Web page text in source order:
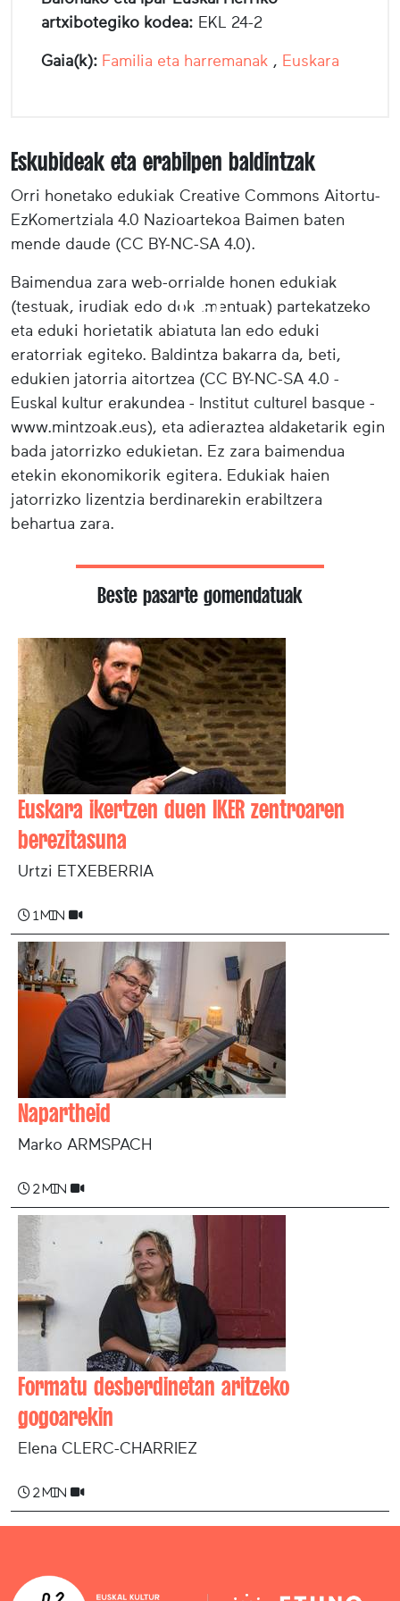
artxibotegiko kodea: EKL 24-2
Gaia(k): Familia eta harremanak , Euskara
Eskubideak eta erabilpen baldintzak
Orri honetako edukiak Creative Commons Aitortu-
EzKomertziala 4.0 Nazioartekoa Baimen baten
mende daude (CC BY-NC-SA 4.0).
Baimendua zara web-orrialde honen edukiak
(testuak, irudiak edo dokumentuak) partekatzeko
eta eduki horietatik abiatuta lan edo eduki
eratorriak egiteko. Baldintza bakarra da, beti,
edukien jatorria aitortzea (CC BY-NC-SA 4.0 -
Euskal kultur erakundea - Institut culturel basque -
www.mintzoak.eus), eta adieraztea aldaketarik egin
bada jatorrizko edukietan. Ez zara baimendua
etekin ekonomikorik egitera. Edukiak haien
jatorrizko lizentzia berdinarekin erabiltzera
behartua zara.
Beste pasarte gomendatuak
Euskara ikertzen duen IKER zentroaren
berezitasuna
Urtzi ETXEBERRIA
1 min
Napartheid
Marko ARMSPACH
2 min
Formatu desberdinetan aritzeko
gogoarekin
Elena CLERC-CHARRIEZ
2 min